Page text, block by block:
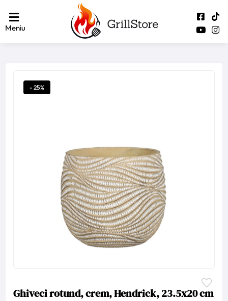
Meniu
- 25%
Ghiveci rotund, crem, Hendrick, 23.5x20 cm